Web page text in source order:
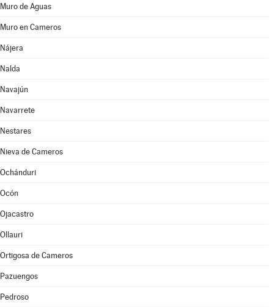
Muro de Aguas
Muro en Cameros
Nájera
Nalda
Navajún
Navarrete
Nestares
Nieva de Cameros
Ochánduri
Ocón
Ojacastro
Ollauri
Ortigosa de Cameros
Pazuengos
Pedroso